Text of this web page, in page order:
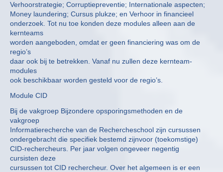
Verhoorstrategie; Corruptiepreventie; Internationale aspecten;
Money laundering; Cursus plukze; en Verhoor in financieel
onderzoek. Tot nu toe konden deze modules alleen aan de
kernteams
worden aangeboden, omdat er geen financiering was om de
regio’s
daar ook bij te betrekken. Vanaf nu zullen deze kernteam-
modules
ook beschikbaar worden gesteld voor de regio’s.
Module CID
Bij de vakgroep Bijzondere opsporingsmethoden en de
vakgroep
Informatierecherche van de Rechercheschool zijn cursussen
ondergebracht die specifiek bestemd zijnvoor (toekomstige)
CID-rechercheurs. Per jaar volgen ongeveer negentig
cursisten deze
cursussen tot CID rechercheur. Over het algemeen is er een